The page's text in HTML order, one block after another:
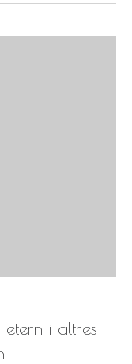
etern i altres